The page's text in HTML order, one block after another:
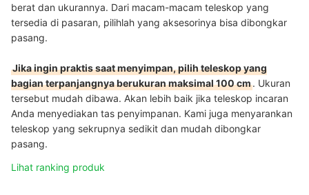
berat dan ukurannya. Dari macam-macam teleskop yang
tersedia di pasaran, pilihlah yang aksesorinya bisa dibongkar
pasang.
Jika ingin praktis saat menyimpan, pilih teleskop yang
bagian terpanjangnya berukuran maksimal 100 cm. Ukuran
tersebut mudah dibawa. Akan lebih baik jika teleskop incaran
Anda menyediakan tas penyimpanan. Kami juga menyarankan
teleskop yang sekrupnya sedikit dan mudah dibongkar
pasang.
Lihat ranking produk